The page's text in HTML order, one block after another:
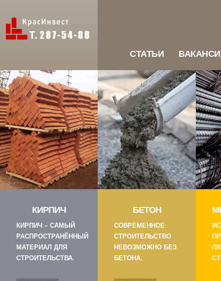
СТАТЬИ
КИРПИЧ
КИРПИЧ – САМЫЙ
РАСПРОСТРАНЁННЫЙ
МАТЕРИАЛ ДЛЯ
СТРОИТЕЛЬСТВА.
БЕТОН
СОВРЕМЕННОЕ
СТРОИТЕЛЬСТВО
НЕВОЗМОЖНО БЕЗ
БЕТОНА.